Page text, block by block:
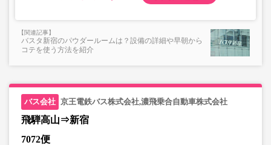
バスタ新宿のパウダールームは？設備の詳細や早朝から
コテを使う方法を紹介
京王電鉄バス株式会社,濃飛乗合自動車株式会社
飛騨高山⇒新宿
7072便